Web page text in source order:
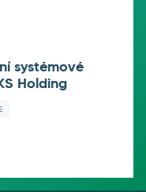
systémové
Holding